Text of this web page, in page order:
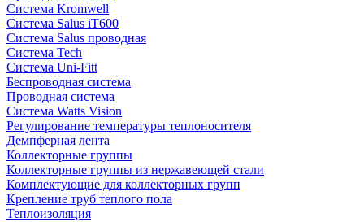
Система Kromwell
Система Salus iT600
Система Salus проводная
Система Tech
Система Uni-Fitt
Беспроводная система
Проводная система
Система Watts Vision
Регулирование температуры теплоносителя
Демпферная лента
Коллекторные группы
Коллекторные группы из нержавеющей стали
Комплектующие для коллекторных групп
Крепление труб теплого пола
Теплоизоляция